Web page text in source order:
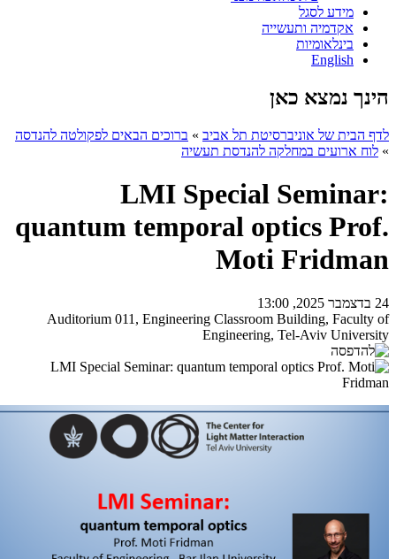
מידע לסגל
אקדמיה ותעשייה
בינלאומיות
English
הינך נמצא כאן
לדף הבית של אוניברסיטת תל אביב » ברוכים הבאים לפקולטה להנדסה
» לוח ארועים במחלקה להנדסת תעשיה
LMI Special Seminar:
quantum temporal optics Prof.
Moti Fridman
24 בדצמבר 2025, 13:00
Auditorium 011, Engineering Classroom Building, Faculty of
Engineering, Tel-Aviv University